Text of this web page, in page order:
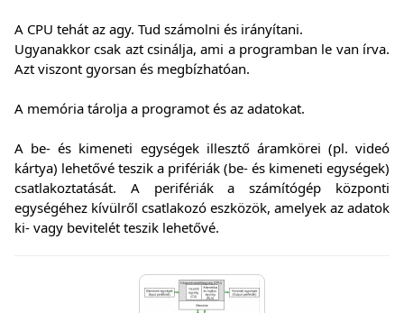
A CPU tehát az agy. Tud számolni és irányítani.
Ugyanakkor csak azt csinálja, ami a programban le van írva.
Azt viszont gyorsan és megbízhatóan.
A memória tárolja a programot és az adatokat.
A be- és kimeneti egységek illesztő áramkörei (pl. videó
kártya) lehetővé teszik a prifériák (be- és kimeneti egységek)
csatlakoztatását. A perifériák a számítógép központi
egységéhez kívülről csatlakozó eszközök, amelyek az adatok
ki- vagy bevitelét teszik lehetővé.